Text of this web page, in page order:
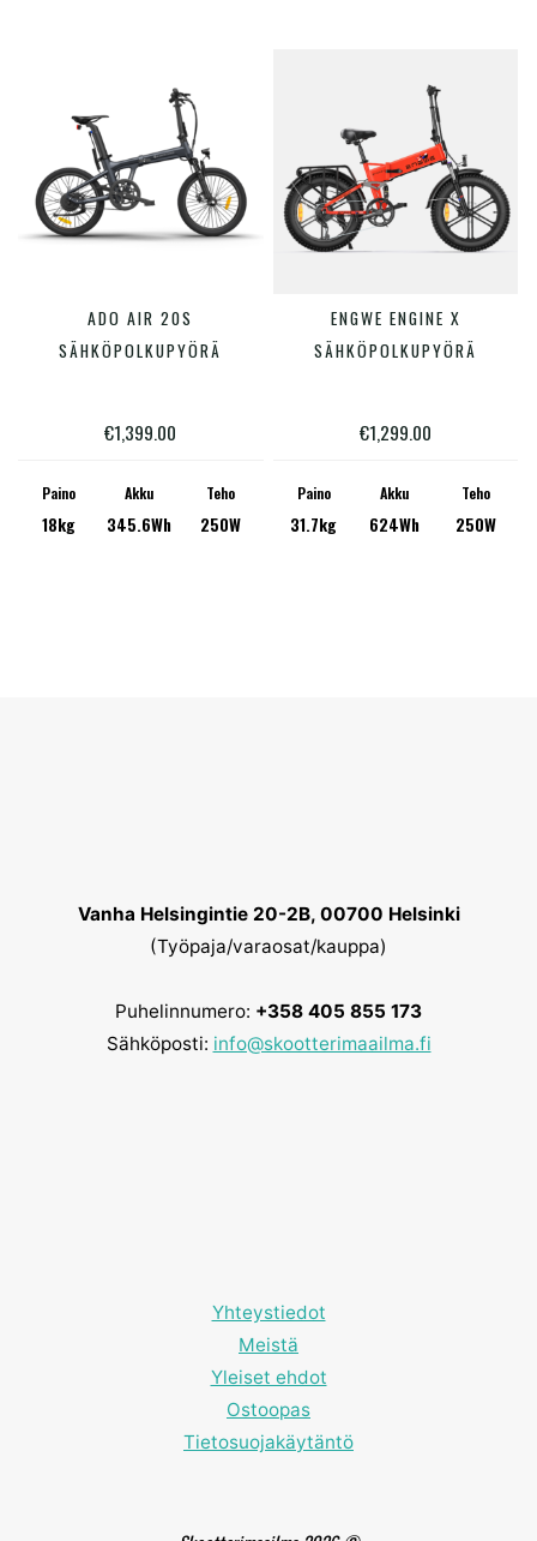
VALITSE VAIHTOEHDOISTA
Voit
tehdä
ADO AIR 20S
SÄHKÖPOLKUPYÖRÄ
€1,399.00
Paino
18kg
Akku
345.6Wh
Teho
250W
VALITSE VAIHTOEHDOISTA
Voit
tehdä
ENGWE ENGINE X
SÄHKÖPOLKUPYÖRÄ
€1,299.00
Paino
31.7kg
Akku
624Wh
Teho
250W
Vanha Helsingintie 20-2B, 00700 Helsinki
(Työpaja/varaosat/kauppa)
Puhelinnumero: +358 405 855 173
Sähköposti: info@skootterimaailma.fi
Yhteystiedot
Meistä
Yleiset ehdot
Ostoopas
Tietosuojakäytäntö